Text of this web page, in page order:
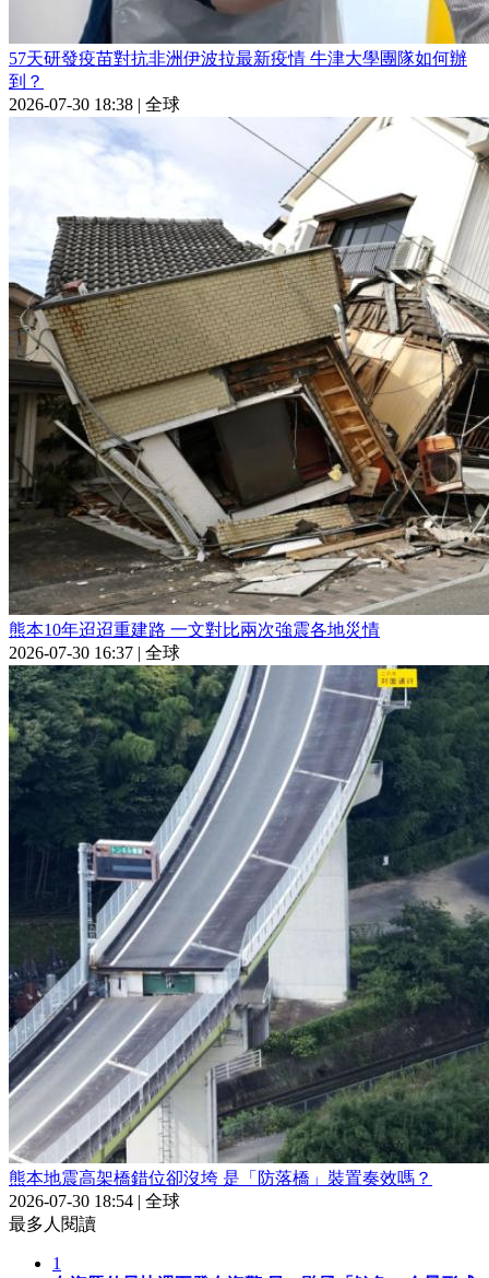
57天研發疫苗對抗非洲伊波拉最新疫情 牛津大學團隊如何辦
到？
2026-07-30 18:38 | 全球
熊本10年迢迢重建路 一文對比兩次強震各地災情
2026-07-30 16:37 | 全球
熊本地震高架橋錯位卻沒垮 是「防落橋」裝置奏效嗎？
2026-07-30 18:54 | 全球
最多人閱讀
1